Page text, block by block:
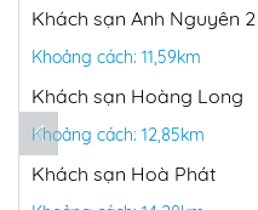
Khách sạn Anh Nguyên 2
Khoảng cách: 11,59km
Khách sạn Hoàng Long
Khoảng cách: 12,85km
Khách sạn Hoà Phát